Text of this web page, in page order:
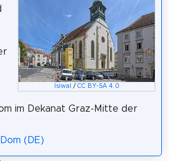
Isiwal / CC BY-SA 4.0
im Dekanat Graz-Mitte der
(DE)